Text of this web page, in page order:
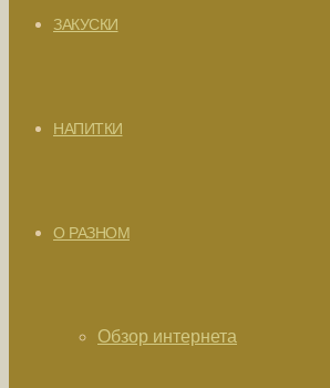
ЗАКУСКИ
НАПИТКИ
О РАЗНОМ
Обзор интернета